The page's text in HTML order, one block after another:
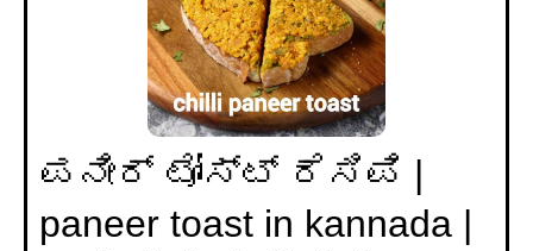
ಪನೀರ್ ಟೋಸ್ಟ್ ರೆಸಿಪಿ |
paneer toast in kannada |